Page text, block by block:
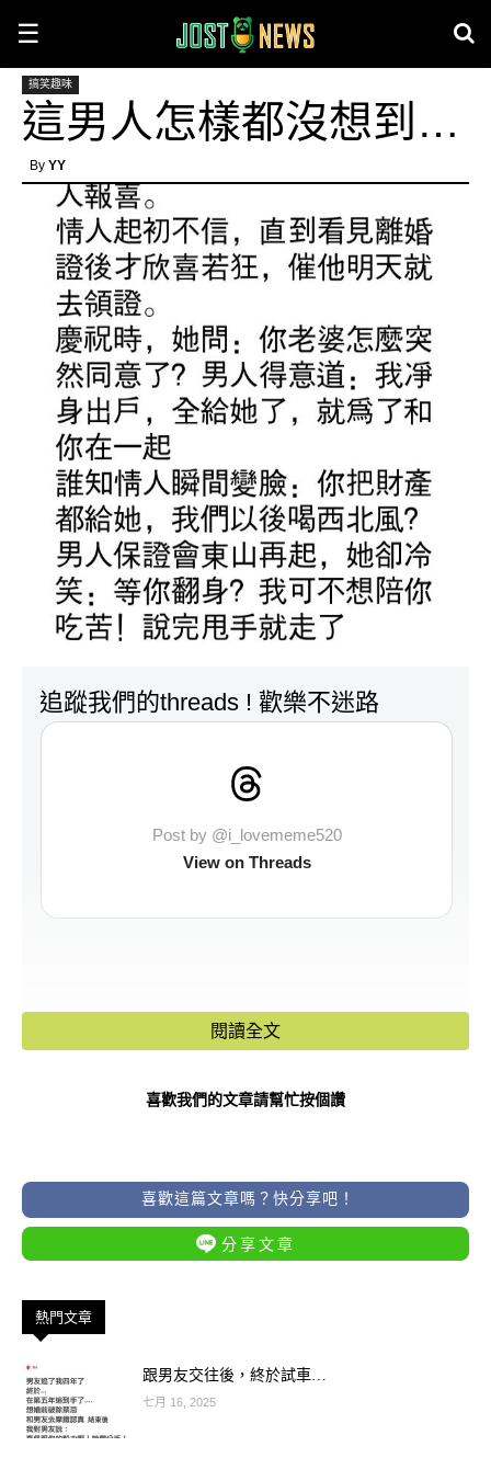
☰
搞笑趣味
這男人怎樣都沒想到…
By YY
追蹤我們的threads ! 歡樂不迷路
Post by @i_lovememe520
View on Threads
閱讀全文
喜歡我們的文章請幫忙按個讚
喜歡這篇文章嗎？快分享吧！
分享文章
熱門文章
跟男友交往後，終於試車…
七月 16, 2025